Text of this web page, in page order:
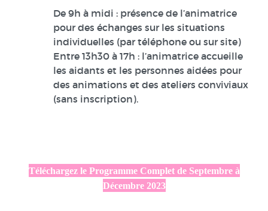
De 9h à midi : présence de l’animatrice
pour des échanges sur les situations
individuelles (par téléphone ou sur site)
Entre 13h30 à 17h : l’animatrice accueille
les aidants et les personnes aidées pour
des animations et des ateliers conviviaux
(sans inscription).
Téléchargez le Programme Complet de Septembre à
Décembre 2023